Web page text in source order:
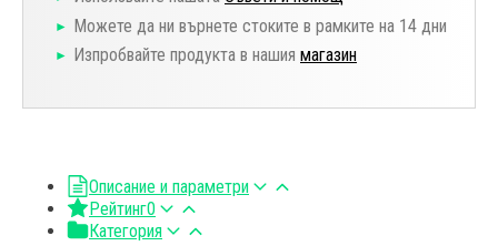
Можете да ни върнете стоките в рамките на 14 дни
Изпробвайте продукта в нашия магазин
Описание и параметри
Рейтинг0
Категория